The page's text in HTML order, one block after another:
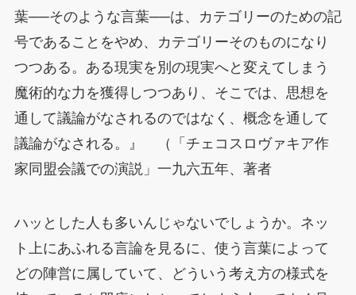
葉──そのような言葉──は、カテゴリーのための記
号であることをやめ、カテゴリーそのものになり
つつある 。ある現実を別の現実へと変えてしまう
魔術的な力を獲得しつつあり、そこでは、思想を
通して議論がなされるのではなく、概念を通して
議論がなされる。』 （「チェコスロヴァキア作
家同盟会議での演説」一九六五年、著者
ハッとした人も多いんじゃないでしょうか。ネッ
ト上にあふれる言論を見るに、使う言葉によって
どの陣営に属していて、どういう考え方の様式を